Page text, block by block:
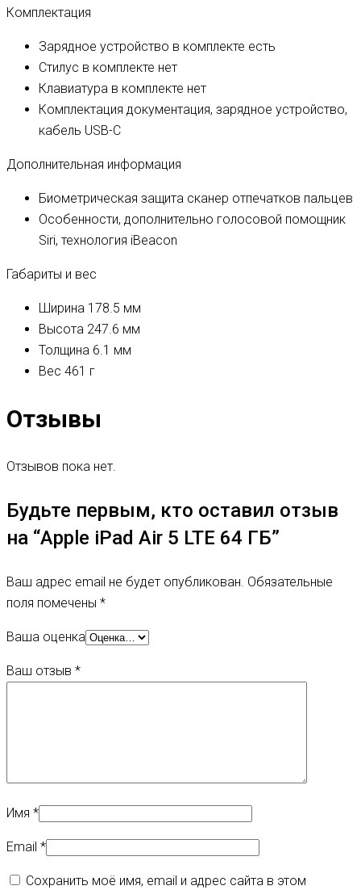
Комплектация
Зарядное устройство в комплекте есть
Стилус в комплекте нет
Клавиатура в комплекте нет
Комплектация документация, зарядное устройство,
кабель USB-C
Дополнительная информация
Биометрическая защита сканер отпечатков пальцев
Особенности, дополнительно голосовой помощник
Siri, технология iBeacon
Габариты и вес
Ширина 178.5 мм
Высота 247.6 мм
Толщина 6.1 мм
Вес 461 г
Отзывы
Отзывов пока нет.
Будьте первым, кто оставил отзыв
на “Apple iPad Air 5 LTE 64 ГБ”
Ваш адрес email не будет опубликован. Обязательные
поля помечены *
Ваша оценка
Ваш отзыв *
Имя *
Email *
Сохранить моё имя, email и адрес сайта в этом